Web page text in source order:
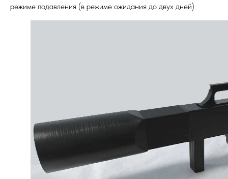
режиме подавления (в режиме ожидания до двух дней)